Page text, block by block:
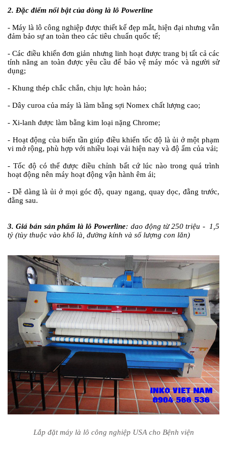
2. Đặc điểm nổi bật của dòng là lô Powerline
- Máy là lô công nghiệp được thiết kế đẹp mắt, hiện đại nhưng vẫn
đảm bảo sự an toàn theo các tiêu chuẩn quốc tế;
- Các điều khiển đơn giản nhưng linh hoạt được trang bị tất cả các
tính năng an toàn được yêu cầu để bảo vệ máy móc và người sử
dụng;
- Khung thép chắc chắn, chịu lực hoàn hảo;
- Dây curoa của máy là làm bằng sợi Nomex chất lượng cao;
- Xi-lanh được làm bằng kim loại nặng Chrome;
- Hoạt động của biến tần giúp điều khiển tốc độ là ủi ở một phạm
vi mở rộng, phù hợp với nhiều loại vải hiện nay và độ ẩm của vải;
- Tốc độ có thể được điều chỉnh bất cứ lúc nào trong quá trình
hoạt động nên máy hoạt động vận hành êm ái;
- Dễ dàng là ủi ở mọi góc độ, quay ngang, quay dọc, đằng trước,
đằng sau.
3. Giá bán sản phẩm là lô Powerline: dao động từ 250 triệu - 1,5
tỷ (tùy thuộc vào khổ là, đường kính và số lượng con lăn)
Lắp đặt máy là lô công nghiệp USA cho Bệnh viện